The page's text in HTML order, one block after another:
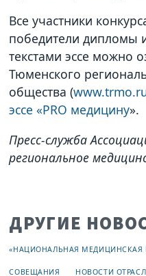
Все участники
победители дипломы
текстами эссе можно
Тюменского
общества (
эссе «PRO медицину».
Пресс-служба
региональное
ДРУГИЕ
«НАЦИОНАЛЬНАЯ МЕДИЦИНСКАЯ
СОВЕЩАНИЯ НОВОСТИ